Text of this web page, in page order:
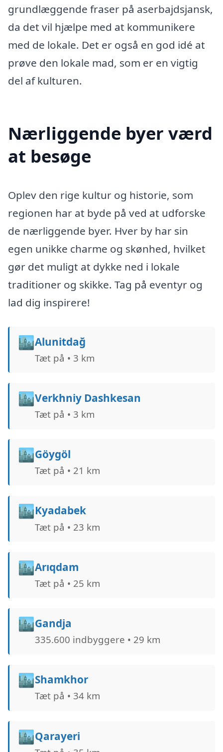
grundlæggende fraser på aserbajdsjansk,
da det vil hjælpe med at kommunikere
med de lokale. Det er også en god idé at
prøve den lokale mad, som er en vigtig
del af kulturen.
Nærliggende byer værd
at besøge
Oplev den rige kultur og historie, som
regionen har at byde på ved at udforske
de nærliggende byer. Hver by har sin
egen unikke charme og skønhed, hvilket
gør det muligt at dykke ned i lokale
traditioner og skikke. Tag på eventyr og
lad dig inspirere!
🏙️Alunitdağ
Tæt på • 3 km
🏙️Verkhniy Dashkesan
Tæt på • 3 km
🏙️Göygöl
Tæt på • 21 km
🏙️Kyadabek
Tæt på • 23 km
🏙️Arıqdam
Tæt på • 25 km
🏙️Gandja
335.600 indbyggere • 29 km
🏙️Shamkhor
Tæt på • 34 km
🏙️Qarayeri